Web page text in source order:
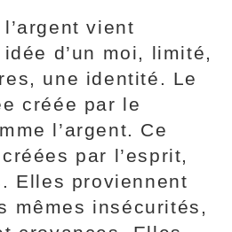
vient
d’un moi, limité,
une identité. Le
créée par le
l’argent. Ce
par l’esprit,
Elles proviennent
mêmes insécurités,